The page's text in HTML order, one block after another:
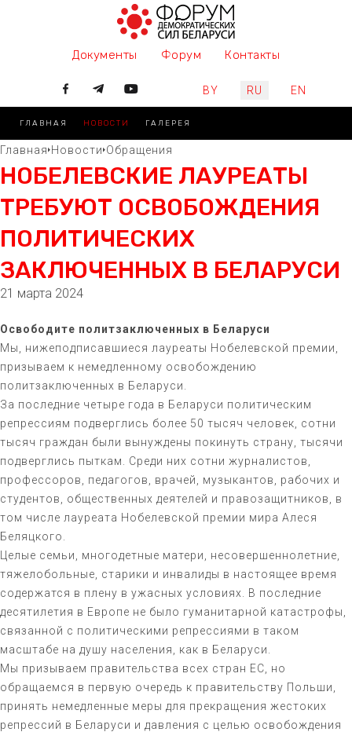
Документы Форум Контакты
Выберите язык
BY RU EN
ГЛАВНАЯ НОВОСТИ ГАЛЕРЕЯ
Главная Новости Обращения
НОБЕЛЕВСКИЕ ЛАУРЕАТЫ
ТРЕБУЮТ ОСВОБОЖДЕНИЯ
ПОЛИТИЧЕСКИХ
ЗАКЛЮЧЕННЫХ В БЕЛАРУСИ
21 марта 2024
Освободите политзаключенных в Беларуси
Мы, нижеподписавшиеся лауреаты Нобелевской премии,
призываем к немедленному освобождению
политзаключенных в Беларуси.
За последние четыре года в Беларуси политическим
репрессиям подверглись более 50 тысяч человек, сотни
тысяч граждан были вынуждены покинуть страну, тысячи
подверглись пыткам. Среди них сотни журналистов,
профессоров, педагогов, врачей, музыкантов, рабочих и
студентов, общественных деятелей и правозащитников, в
том числе лауреата Нобелевской премии мира Алеся
Беляцкого.
Целые семьи, многодетные матери, несовершеннолетние,
тяжелобольные, старики и инвалиды в настоящее время
содержатся в плену в ужасных условиях. В последние
десятилетия в Европе не было гуманитарной катастрофы,
связанной с политическими репрессиями в таком
масштабе на душу населения, как в Беларуси.
Мы призываем правительства всех стран ЕС, но
обращаемся в первую очередь к правительству Польши,
принять немедленные меры для прекращения жестоких
репрессий в Беларуси и давления с целью освобождения